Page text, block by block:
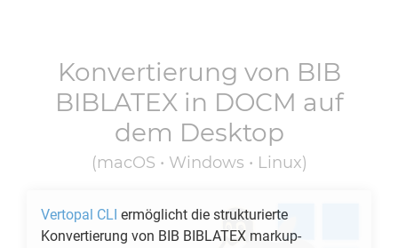
Konvertierung von BIB
BIBLATEX in DOCM auf
dem Desktop
(macOS • Windows • Linux)
Vertopal CLI ermöglicht die strukturierte
Konvertierung von BIB BIBLATEX markup-